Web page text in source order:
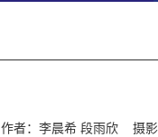
作者：李晨希 段雨欣 摄